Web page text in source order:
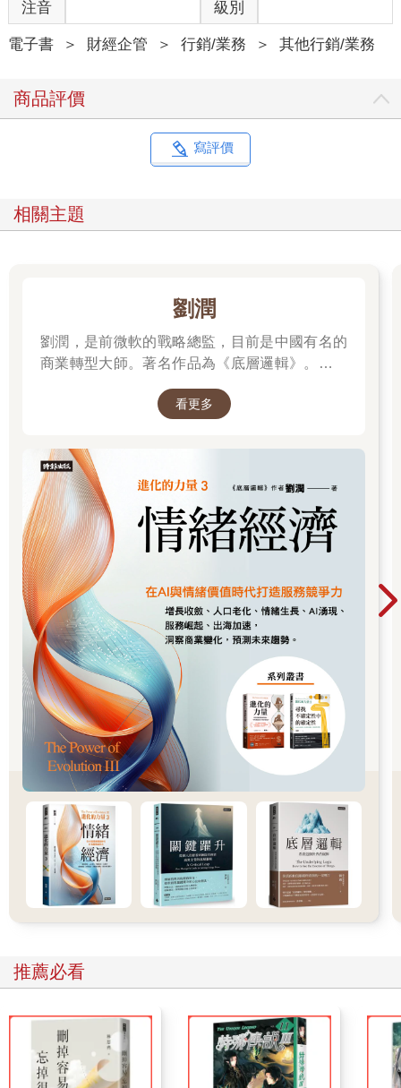
注音 級別
電子書 ＞ 財經企管 ＞ 行銷/業務 ＞ 其他行銷/業務
商品評價
寫評價
相關主題
劉潤
劉潤，是前微軟的戰略總監，目前是中國有名的
商業轉型大師。著名作品為《底層邏輯》。唯有
的世界中，認清所有真相！
看更多
推薦必看